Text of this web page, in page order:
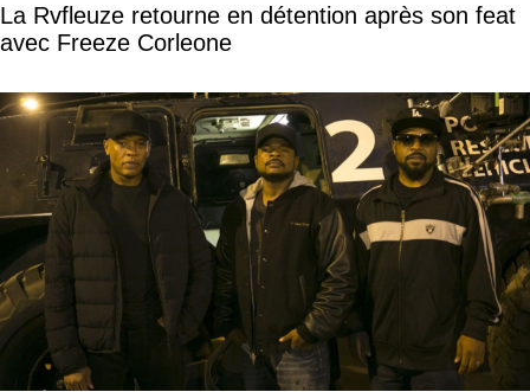
La Rvfleuze retourne en détention après son feat
avec Freeze Corleone